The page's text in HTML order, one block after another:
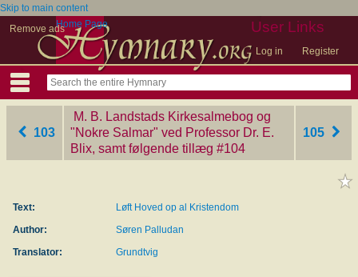
Skip to main content
Remove ads
User Links
Log in Register
Home Page
103
M. B. Landstads Kirkesalmebog og
"Nokre Salmar" ved Professor Dr. E.
Blix, samt følgende tillæg ‎#104
105
Text:
Løft Hoved op al Kristendom
Author:
Søren Palludan
Translator:
Grundtvig